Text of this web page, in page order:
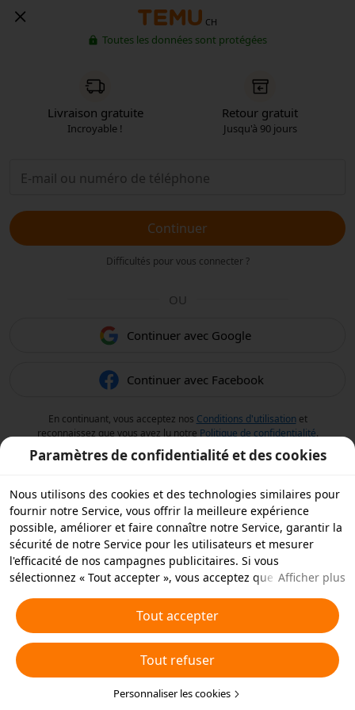
CH
Toutes les données sont protégées
Livraison gratuite
Incroyable !
Retour gratuit
Jusqu'à 90 jours
Continuer
Difficultés pour vous connecter ?
OU
Continuer avec Google
Continuer avec Facebook
En continuant, vous acceptez nos Conditions d'utilisation et
reconnaissez que vous avez lu notre Politique de confidentialité.
Paramètres de confidentialité et des cookies
Nous utilisons des cookies et des technologies similaires pour
fournir notre Service, vous offrir la meilleure expérience
possible, améliorer et faire connaître notre Service, garantir la
sécurité de notre Service pour les utilisateurs et mesurer
l'efficacité de nos campagnes publicitaires. Si vous
sélectionnez « Tout accepter », vous acceptez que nous et nos
similaires sur votre appareil à des fins publicitaires. Vous
pouvez aussi « rejeter tous » les cookies non essentiels ou
choisir les types de cookies que vous souhaitez accepter ou
rejeter à tout moment dans vos paramètres de confidentialité
ou en cliquant sur « Personnaliser les cookies » ci-dessous.
Pour plus de détails, consultez notrePolitique relative aux
Afficher plus
Tout accepter
Tout refuser
Personnaliser les cookies